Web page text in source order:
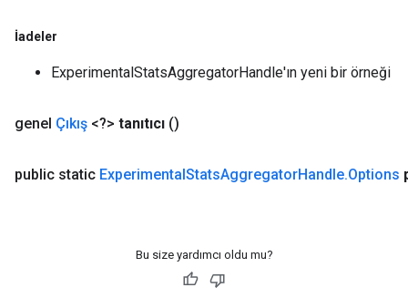
İadeler
ExperimentalStatsAggregatorHandle'ın yeni bir örneği
genel Çıkış <?> tanıtıcı ()
public static ExperimentalStatsAggregatorHandle.Options
Bu size yardımcı oldu mu?